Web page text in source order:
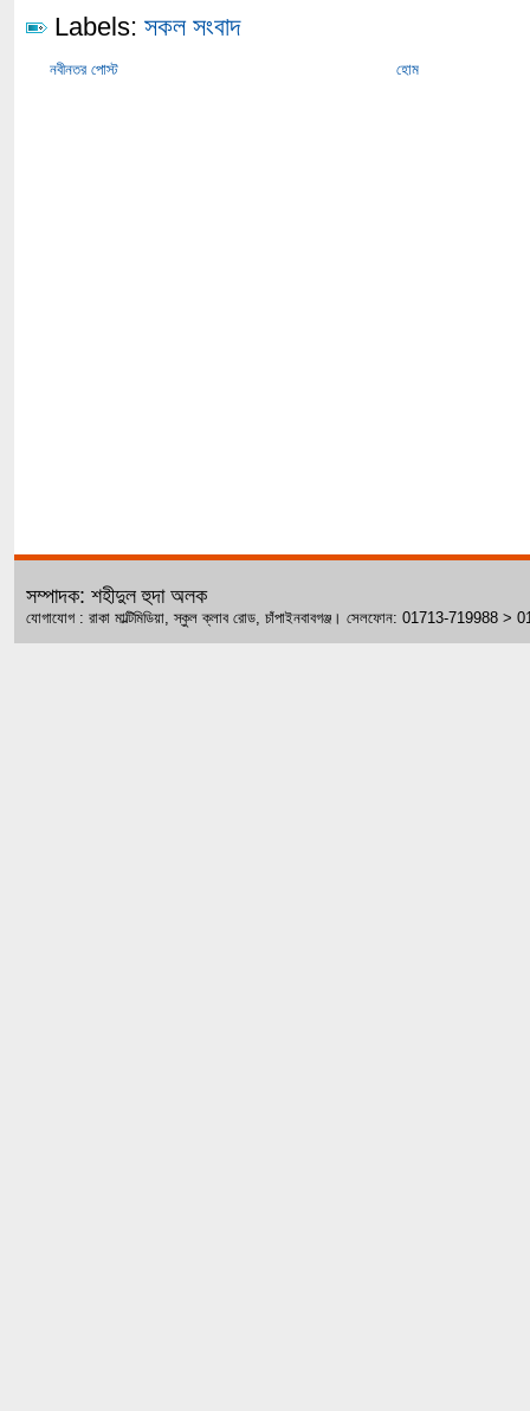
Labels: সকল সংবাদ
নবীনতর পোস্ট হোম
সম্পাদক: শহীদুল হুদা অলক
যোগাযোগ : রাকা মাল্টিমিডিয়া, স্কুল ক্লাব রোড, চাঁপাইনবাবগঞ্জ। সেলফোন: 01713-